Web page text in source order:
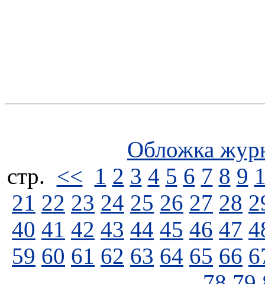
Обложка
стp. << 1 2 3 4 5 6 7 8 9
21 22 23 24 25 26 27 28
40 41 42 43 44 45 46 47
59 60 61 62 63 64 65 66